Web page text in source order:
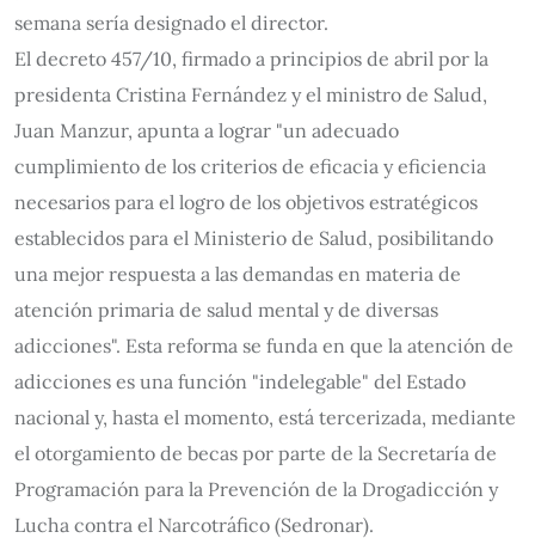
semana sería designado el director.
El decreto 457/10, firmado a principios de abril por la
presidenta Cristina Fernández y el ministro de Salud,
Juan Manzur, apunta a lograr "un adecuado
cumplimiento de los criterios de eficacia y eficiencia
necesarios para el logro de los objetivos estratégicos
establecidos para el Ministerio de Salud, posibilitando
una mejor respuesta a las demandas en materia de
atención primaria de salud mental y de diversas
adicciones". Esta reforma se funda en que la atención de
adicciones es una función "indelegable" del Estado
nacional y, hasta el momento, está tercerizada, mediante
el otorgamiento de becas por parte de la Secretaría de
Programación para la Prevención de la Drogadicción y
Lucha contra el Narcotráfico (Sedronar).